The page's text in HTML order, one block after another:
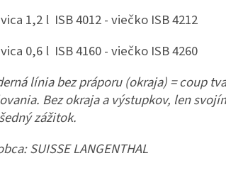
1,2 l ISB 4012 - viečko ISB 4212
0,6 l ISB 4160 - viečko ISB 4260
línia bez práporu (okraja) = coup
Bez okraja a výstupkov, len
zážitok.
SUISSE LANGENTHAL